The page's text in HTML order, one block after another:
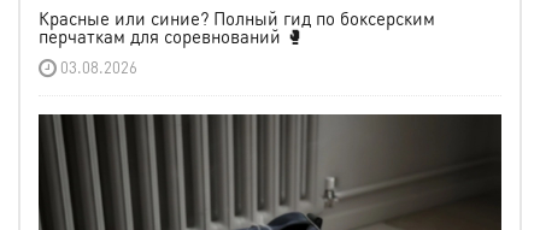
Красные или синие? Полный гид по боксерским
перчаткам для соревнований 🥊
03.08.2026